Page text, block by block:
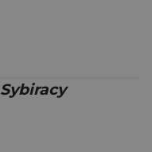
Sybiracy